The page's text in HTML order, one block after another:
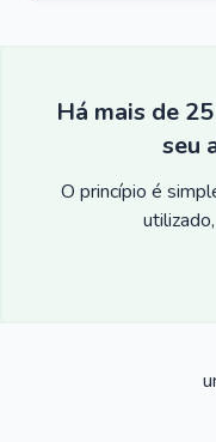
Há mais de
seu
O princípio é